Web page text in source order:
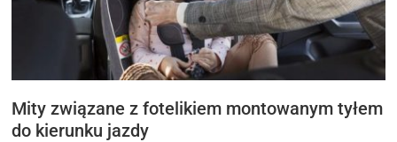
Mity związane z fotelikiem montowanym tyłem
do kierunku jazdy